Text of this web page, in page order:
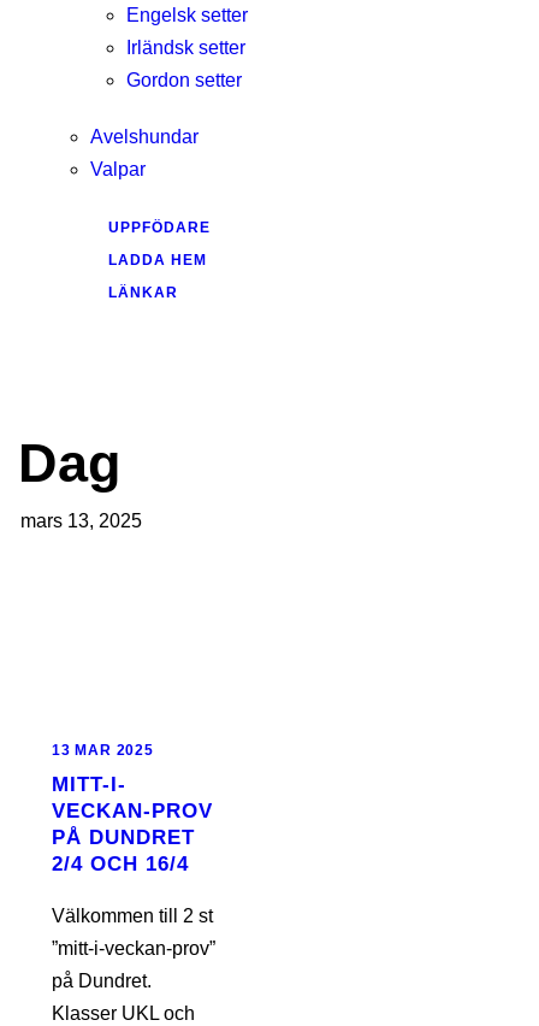
Engelsk setter
Irländsk setter
Gordon setter
Avelshundar
Valpar
UPPFÖDARE
LADDA HEM
LÄNKAR
Dag
mars 13, 2025
13 MAR 2025
MITT-I-
VECKAN-PROV
PÅ DUNDRET
2/4 OCH 16/4
Välkommen till 2 st
”mitt-i-veckan-prov”
på Dundret.
Klasser UKL och